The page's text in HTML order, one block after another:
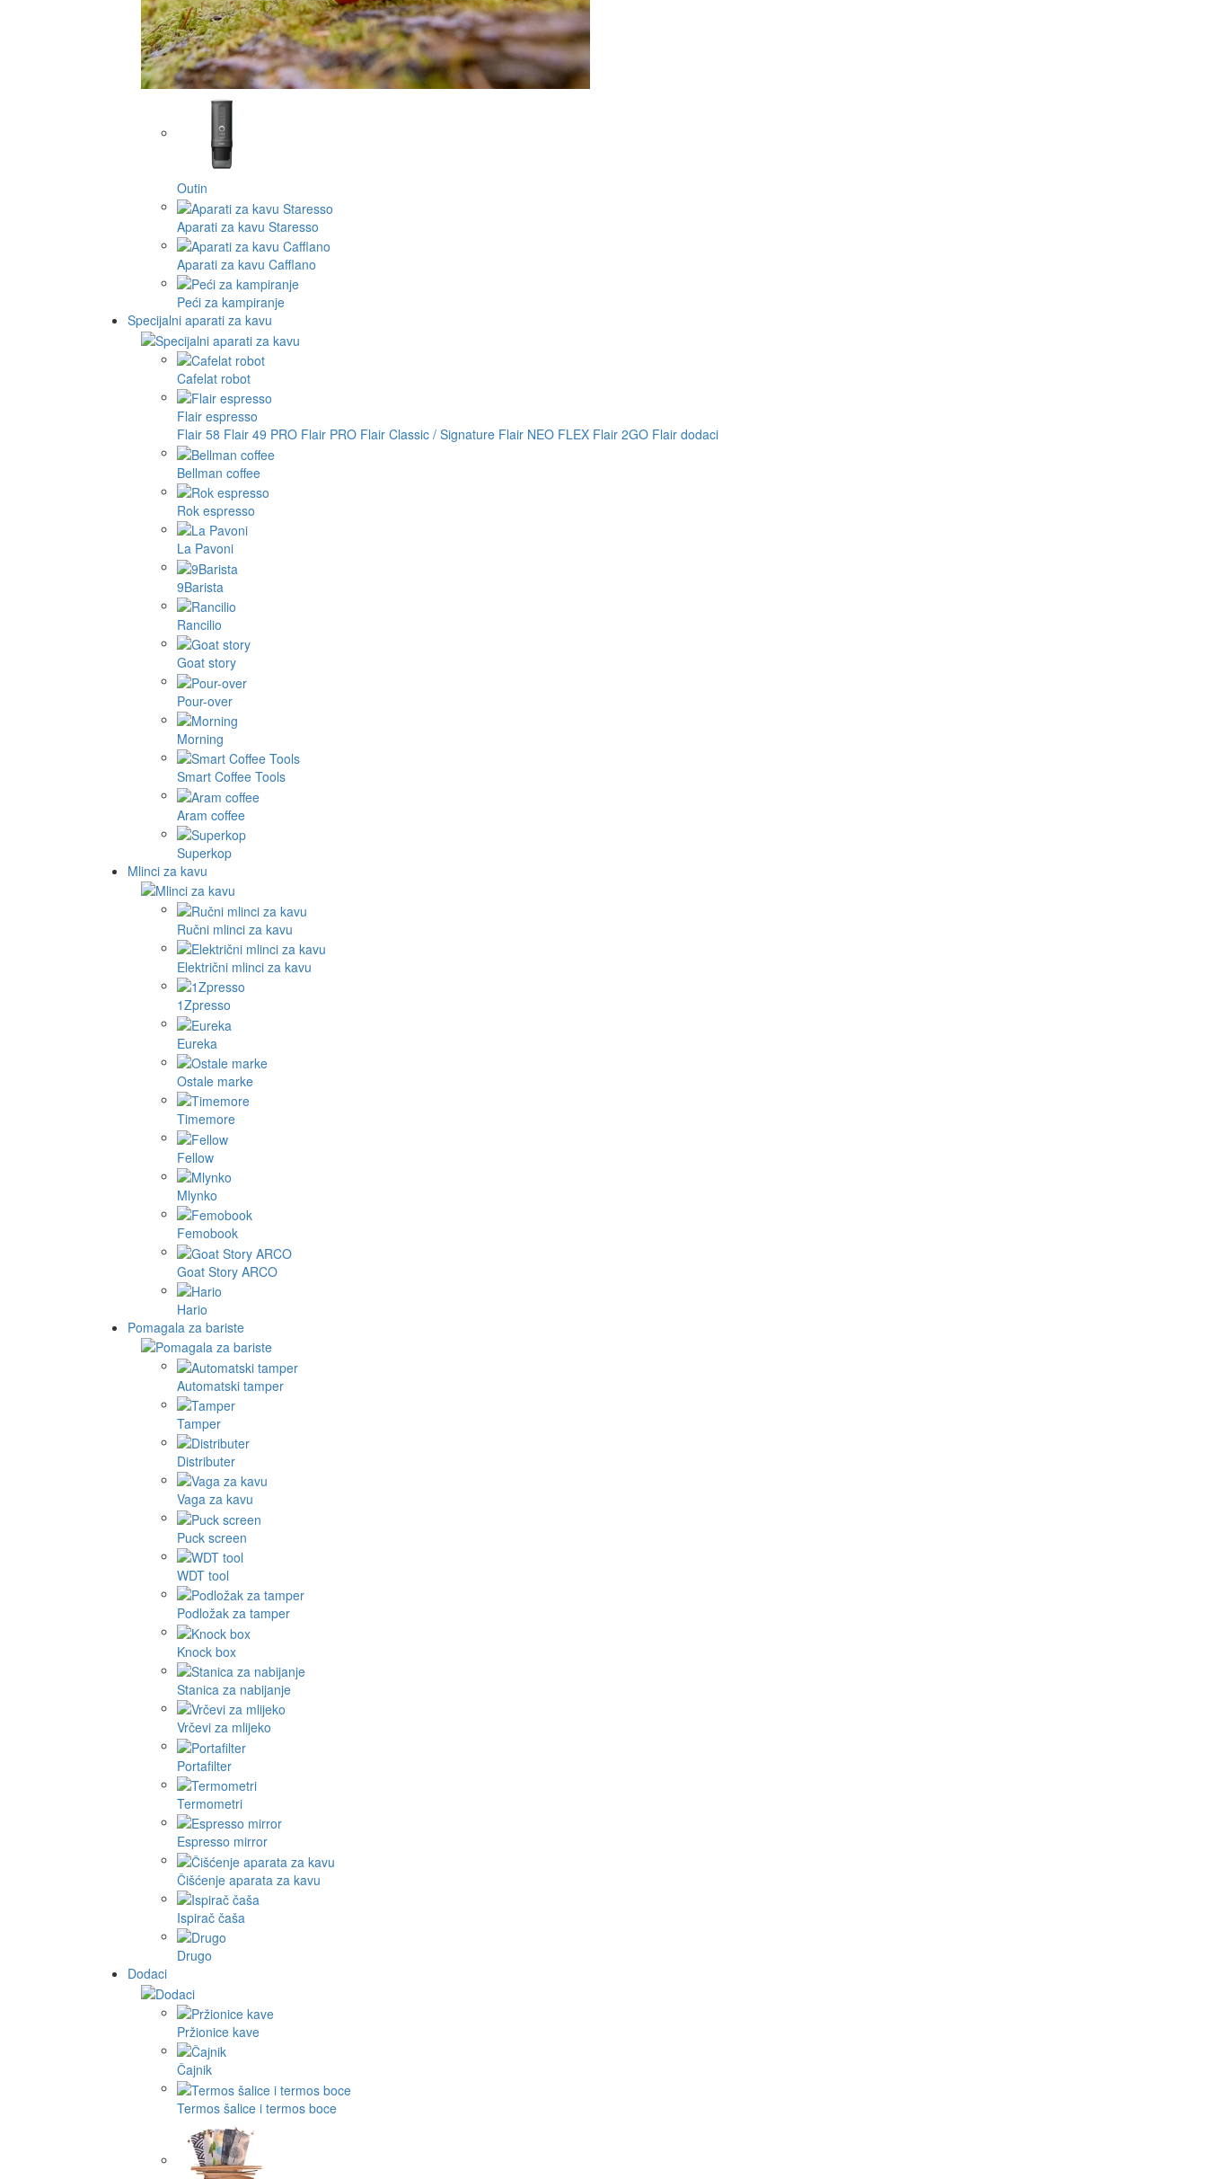
Outin
Aparati za kavu Staresso
Aparati za kavu Cafflano
Peći za kampiranje
Specijalni aparati za kavu
Cafelat robot
Flair espresso
Flair 58 Flair 49 PRO Flair PRO Flair Classic / Signature Flair NEO FLEX Flair 2GO Flair dodaci
Bellman coffee
Rok espresso
La Pavoni
9Barista
Rancilio
Goat story
Pour-over
Morning
Smart Coffee Tools
Aram coffee
Superkop
Mlinci za kavu
Ručni mlinci za kavu
Električni mlinci za kavu
1Zpresso
Eureka
Ostale marke
Timemore
Fellow
Mlynko
Femobook
Goat Story ARCO
Hario
Pomagala za bariste
Automatski tamper
Tamper
Distributer
Vaga za kavu
Puck screen
WDT tool
Podložak za tamper
Knock box
Stanica za nabijanje
Vrčevi za mlijeko
Portafilter
Termometri
Espresso mirror
Čišćenje aparata za kavu
Ispirač čaša
Drugo
Dodaci
Pržionice kave
Čajnik
Termos šalice i termos boce